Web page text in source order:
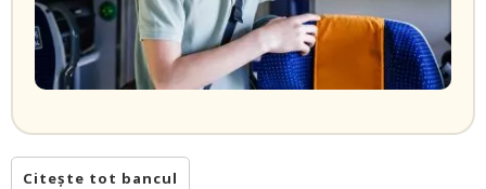
Citește tot bancul